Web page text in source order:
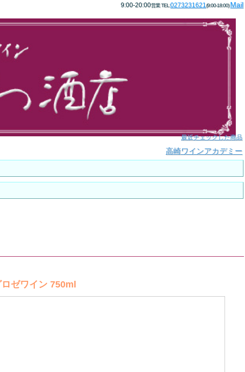
9:00-20:00営業 TEL:0273231621(9:00-18:00)Mail
最近チェックした商品
高崎ワインアカデミー
ゼワイン 750ml